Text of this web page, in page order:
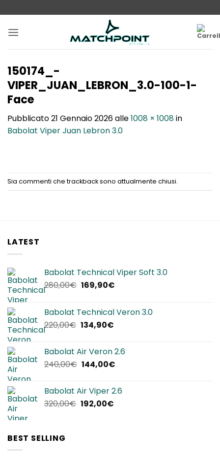
ai
contenuti
150174_-
VIPER_JUAN_LEBRON_3.0-100-1-
Face
Pubblicato21 Gennaio 2026alle1008 × 1008in
Babolat Viper Juan Lebron 3.0
Sia commenti che trackback sono attualmente chiusi.
LATEST
Babolat Technical Viper Soft 3.0
280,00€ Il
era:
280,00€.
169,90€Il
è:
Babolat Technical Veron 3.0
220,00€ Il
era:
220,00€.
134,90€Il
è:
134,90€.
Babolat Air Veron 2.6
240,00€ Il
era:
240,00€.
144,00€Il
è:
Babolat Air Viper 2.6
320,00€ Il
192,00€Il
BEST SELLING